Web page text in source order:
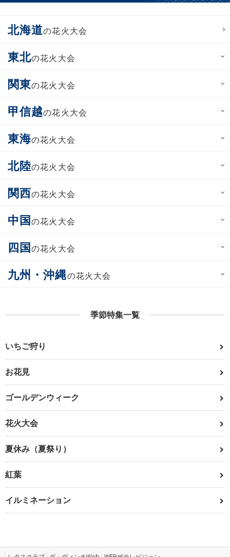
北海道の花火大会
東北の花火大会
関東の花火大会
甲信越の花火大会
東海の花火大会
北陸の花火大会
関西の花火大会
中国の花火大会
四国の花火大会
九州・沖縄の花火大会
季節特集一覧
いちご狩り
お花見
ゴールデンウィーク
花火大会
夏休み（夏祭り）
紅葉
イルミネーション